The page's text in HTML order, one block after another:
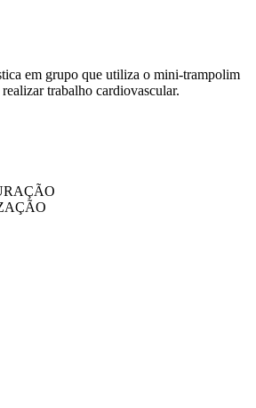
em grupo que utiliza o mini-trampolim
trabalho cardiovascular.